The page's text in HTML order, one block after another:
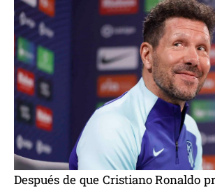
Después de que Cristiano Ronaldo